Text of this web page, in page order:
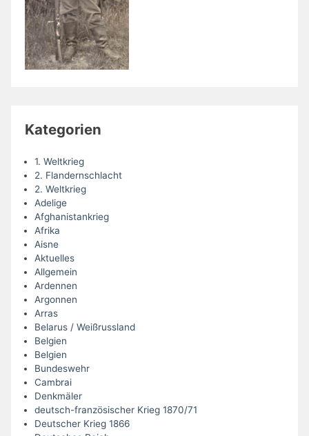
Kategorien
1. Weltkrieg
2. Flandernschlacht
2. Weltkrieg
Adelige
Afghanistankrieg
Afrika
Aisne
Aktuelles
Allgemein
Ardennen
Argonnen
Arras
Belarus / Weißrussland
Belgien
Belgien
Bundeswehr
Cambrai
Denkmäler
deutsch-französischer Krieg 1870/71
Deutscher Krieg 1866